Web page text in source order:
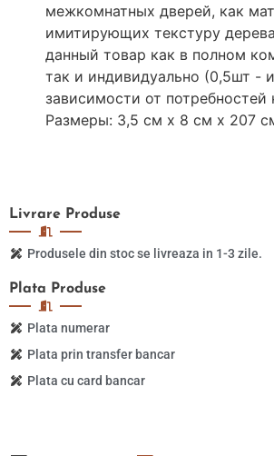
межкомнатных дверей, как
имитирующих текстуру
данный товар как в полном
так и индивидуально (0,5шт -
зависимости от потребностей
Размеры: 3,5 см х 8 см х 207
Plata Produse
Plata numerar
Plata prin transfer bancar
Plata cu card bancar
Livrare Produse
Produsele din stoc se livreaza in 1-3 zile.